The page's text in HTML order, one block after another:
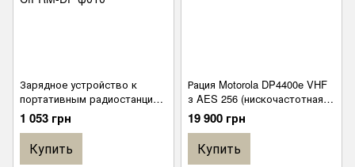
Зарядное устройство к
портативным радиостанциям
Motorola DP2400 / DP2600 /
DP4400 / DP4600 / DP4800 /
R7 / R7A
1 053 грн
Купить
Рация Motorola DP4400e VHF
з AES 256 (нискочастотная)
цифровая, портативная
19 900 грн
Купить